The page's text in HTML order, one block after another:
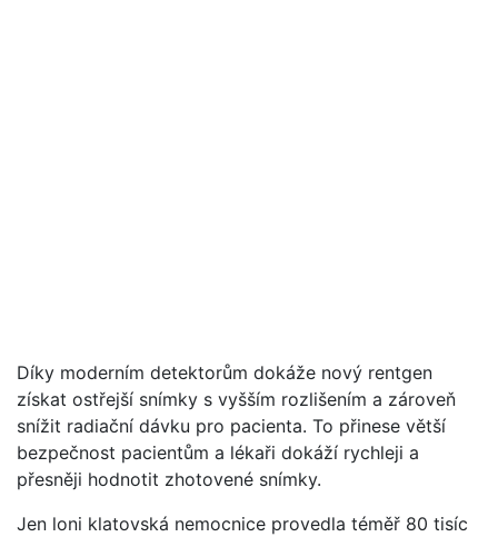
Díky moderním detektorům dokáže nový rentgen
získat ostřejší snímky s vyšším rozlišením a zároveň
snížit radiační dávku pro pacienta. To přinese větší
bezpečnost pacientům a lékaři dokáží rychleji a
přesněji hodnotit zhotovené snímky.
Jen loni klatovská nemocnice provedla téměř 80 tisíc